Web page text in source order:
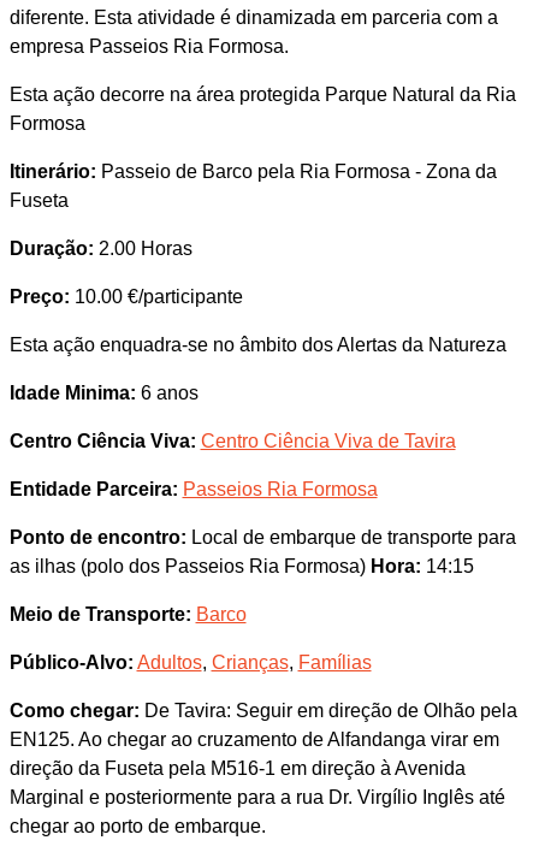
diferente. Esta atividade é dinamizada em parceria com a
empresa Passeios Ria Formosa.
Esta ação decorre na área protegida Parque Natural da Ria
Formosa
Itinerário: Passeio de Barco pela Ria Formosa - Zona da
Fuseta
Duração: 2.00 Horas
Preço: 10.00 €/participante
Esta ação enquadra-se no âmbito dos Alertas da Natureza
Idade Minima: 6 anos
Centro Ciência Viva: Centro Ciência Viva de Tavira
Entidade Parceira: Passeios Ria Formosa
Ponto de encontro: Local de embarque de transporte para
as ilhas (polo dos Passeios Ria Formosa) Hora: 14:15
Meio de Transporte: Barco
Público-Alvo: Adultos, Crianças, Famílias
Como chegar: De Tavira: Seguir em direção de Olhão pela
EN125. Ao chegar ao cruzamento de Alfandanga virar em
direção da Fuseta pela M516-1 em direção à Avenida
Marginal e posteriormente para a rua Dr. Virgílio Inglês até
chegar ao porto de embarque.